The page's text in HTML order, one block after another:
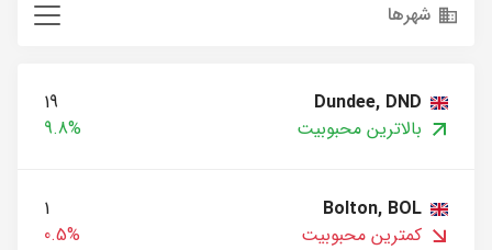
شهرها
Dundee, DND
19
بالاترین محبوبیت
9.8%
Bolton, BOL
1
کمترین محبوبیت
0.5%